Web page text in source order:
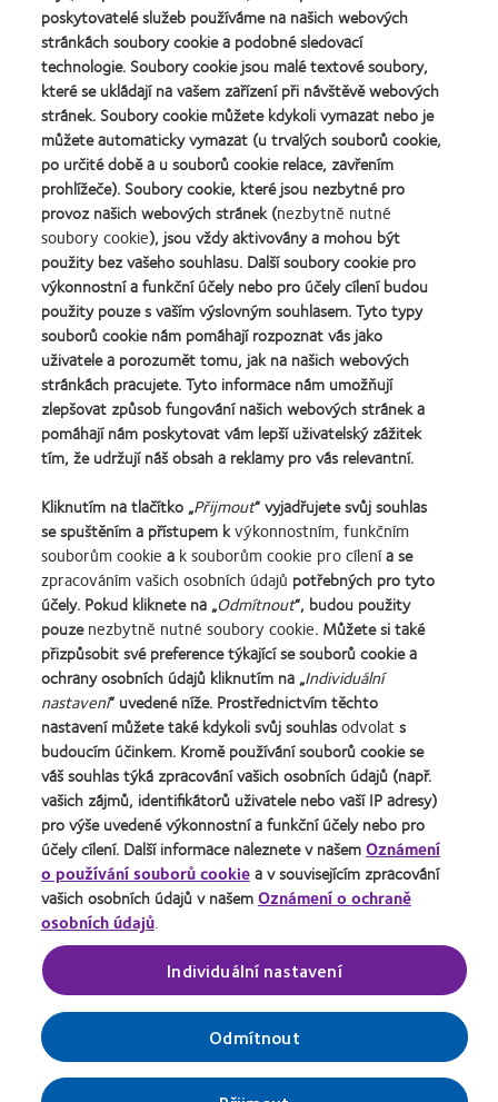
Learn
more
about
Cena
Silmo
d’Or
nejlepší
výrobek
pro
čočky
MyDay™
(2013)
Learn
more
about
Kontaktní
čočky
roku
(2013)
Learn
more
about
Nejlepší
společnosti
pro
vedoucí
pracovníky
roku
2012
a
2010
(2012)
Learn
more
about
Cena
o
nejlepší
závod
roku
2011
(2011)
Learn
more
about
Cena
Wealth
of
health
2011
(2011)
Learn
more
about
Cena
ODMA
2011
(2011)
Learn
more
about
Cena
REBRAND
100®
Global
Award
za
2012
(2012)
Naše výrobky
Kontaktujte nás
Informace o souborech cookie
Ochrana osobních údajů
Podmínky poskytování služeb
Pravidla zasílání komentářů
Uživatel
Správa nastavení souhlasu
Přihlásit se
Česká Republika (Czech Republic)
© 2026CooperVision|
SoučástCooperCompanies
zdravotnické prostředky určené ke korekci ametropie. Přečtěte si prosím
příbalový leták na
webové stránce společnosti CooperVision.
poskytovatelé služeb používáme na našich webových
stránkách soubory cookie a podobné sledovací
technologie. Soubory cookie jsou malé textové soubory,
které se ukládají na vašem zařízení při návštěvě webových
stránek. Soubory cookie můžete kdykoli vymazat nebo je
můžete automaticky vymazat (u trvalých souborů cookie,
po určité době a u souborů cookie relace, zavřením
prohlížeče). Soubory cookie, které jsou nezbytné pro
provoz našich webových stránek (nezbytně nutné
soubory cookie), jsou vždy aktivovány a mohou být
použity bez vašeho souhlasu. Další soubory cookie pro
výkonnostní a funkční účely nebo pro účely cílení budou
použity pouze s vaším výslovným souhlasem. Tyto typy
souborů cookie nám pomáhají rozpoznat vás jako
uživatele a porozumět tomu, jak na našich webových
stránkách pracujete. Tyto informace nám umožňují
zlepšovat způsob fungování našich webových stránek a
pomáhají nám poskytovat vám lepší uživatelský zážitek
tím, že udržují náš obsah a reklamy pro vás relevantní.
Kliknutím na tlačítko „Přijmout“ vyjadřujete svůj souhlas
se spuštěním a přístupem kvýkonnostním, funkčním
souborům cookie a k souborům cookie pro cílenía se
zpracováním vašich osobních údajů potřebných pro tyto
účely. Pokud kliknete na „Odmítnout“, budou použity
pouzenezbytně nutné soubory cookie. Můžete si také
přizpůsobit své preference týkající se souborů cookie a
ochrany osobních údajů kliknutím na „Individuální
nastavení“ uvedené níže. Prostřednictvím těchto
nastavení můžete také kdykoli svůj souhlasodvolat s
budoucím účinkem. Kromě používání souborů cookie se
váš souhlas týká zpracování vašich osobních údajů (např.
vašich zájmů, identifikátorů uživatele nebo vaší IP adresy)
pro výše uvedené výkonnostní a funkční účely nebo pro
účely cílení. Další informace naleznete v našemOznámení
o používání souborů cookiea v souvisejícím zpracování
vašich osobních údajů v našemOznámení o ochraně
osobních údajů.
Individuální nastavení
Odmítnout